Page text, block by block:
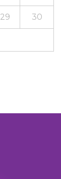
29 30